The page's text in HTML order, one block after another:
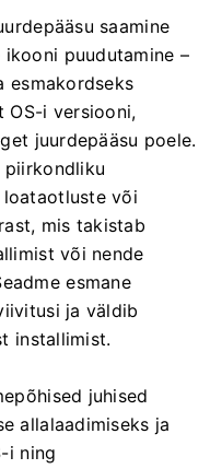
saamine
puudutamine –
esmakordseks
OS-i versiooni,
juurdepääsu poele.
piirkondliku
või
mis takistab
või nende
esmane
ja väldib
installimist.
juhised
allalaadimiseks ja
i ning